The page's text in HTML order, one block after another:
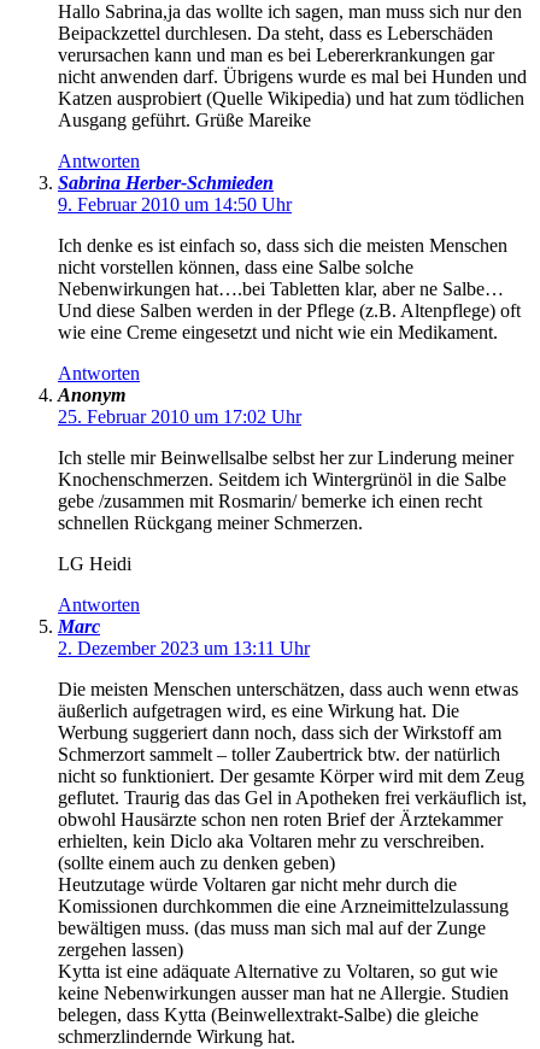
Hallo Sabrina,ja das wollte ich sagen, man muss sich nur den
Beipackzettel durchlesen. Da steht, dass es Leberschäden
verursachen kann und man es bei Lebererkrankungen gar
nicht anwenden darf. Übrigens wurde es mal bei Hunden und
Katzen ausprobiert (Quelle Wikipedia) und hat zum tödlichen
Ausgang geführt. Grüße Mareike
Antworten
Sabrina Herber-Schmieden
9. Februar 2010 um 14:50 Uhr
Ich denke es ist einfach so, dass sich die meisten Menschen
nicht vorstellen können, dass eine Salbe solche
Nebenwirkungen hat….bei Tabletten klar, aber ne Salbe…
Und diese Salben werden in der Pflege (z.B. Altenpflege) oft
wie eine Creme eingesetzt und nicht wie ein Medikament.
Antworten
Anonym
25. Februar 2010 um 17:02 Uhr
Ich stelle mir Beinwellsalbe selbst her zur Linderung meiner
Knochenschmerzen. Seitdem ich Wintergrünöl in die Salbe
gebe /zusammen mit Rosmarin/ bemerke ich einen recht
schnellen Rückgang meiner Schmerzen.
LG Heidi
Antworten
Marc
2. Dezember 2023 um 13:11 Uhr
Die meisten Menschen unterschätzen, dass auch wenn etwas
äußerlich aufgetragen wird, es eine Wirkung hat. Die
Werbung suggeriert dann noch, dass sich der Wirkstoff am
Schmerzort sammelt – toller Zaubertrick btw. der natürlich
nicht so funktioniert. Der gesamte Körper wird mit dem Zeug
geflutet. Traurig das das Gel in Apotheken frei verkäuflich ist,
obwohl Hausärzte schon nen roten Brief der Ärztekammer
erhielten, kein Diclo aka Voltaren mehr zu verschreiben.
(sollte einem auch zu denken geben)
Heutzutage würde Voltaren gar nicht mehr durch die
Komissionen durchkommen die eine Arzneimittelzulassung
bewältigen muss. (das muss man sich mal auf der Zunge
zergehen lassen)
Kytta ist eine adäquate Alternative zu Voltaren, so gut wie
keine Nebenwirkungen ausser man hat ne Allergie. Studien
belegen, dass Kytta (Beinwellextrakt-Salbe) die gleiche
schmerzlindernde Wirkung hat.